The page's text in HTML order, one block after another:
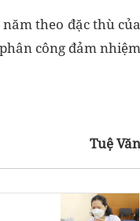
theo đặc thù của
công đảm nhiệm
Tuệ Văn